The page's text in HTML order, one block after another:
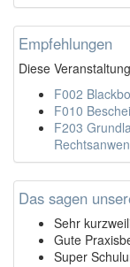
Empfehlungen
Diese
F002
F010
F203
Das sagen
Sehr
Gute
Super